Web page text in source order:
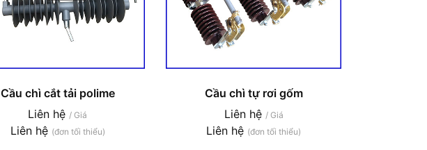
Cầu chì cắt tải polime
Liên hệ/ Giá
Liên hệ (đơn tối thiểu)
Cầu chì tự rơi gốm
Liên hệ / Giá
Liên hệ (đơn tối thiểu)